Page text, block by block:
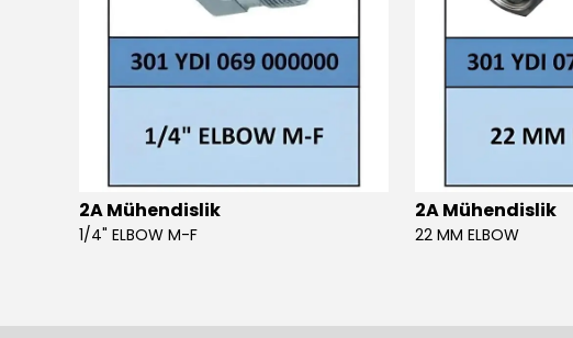
2A Mühendislik
1/4" ELBOW M-F
2A Mühendislik
22 MM ELBOW